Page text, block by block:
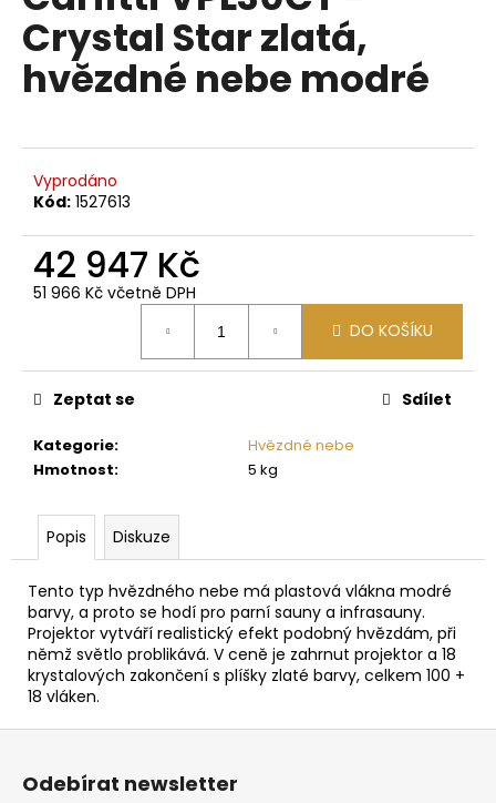
0,0
z
5
hvězdiček.
Crystal Star zlatá,
hvězdné nebe modré
Vyprodáno
Kód: 1527613
42 947 Kč
51 966 Kč včetně DPH
DO KOŠÍKU
Kategorie:
Hvězdné nebe
Hmotnost: 5 kg
Zeptat se Sdílet
Popis Diskuze
Tento typ hvězdného nebe má plastová vlákna modré
barvy, a proto se hodí pro parní sauny a infrasauny.
Projektor vytváří realistický efekt podobný hvězdám, při
němž světlo problikává. V ceně je zahrnut projektor a 18
krystalových zakončení s plíšky zlaté barvy, celkem 100 +
18 vláken.
a
j
í
?
HLEDAT
o
p
u
m
e
BEZPEČNOSTNÍ
OHRÁDKA
HARVIA
CILINDRO
Z
Odebírat newsletter